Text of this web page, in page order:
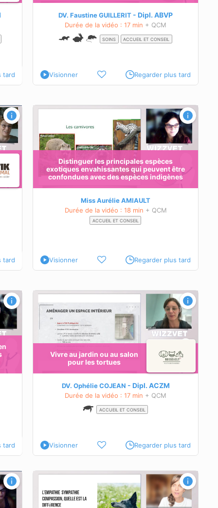
tard
DV. Faustine GUILLERIT Dipl. ABVP
Durée de la vidéo : 17 min + QCM
SOINS ACCUEIL ET CONSEIL
de
Visionner Regarder plus tard
tard
Distinguer les principales espèces
exotiques envahissantes qui peuvent être
confondues avec des espèces indigènes
Miss Aurélie AMIAULT
Durée de la vidéo : 18 min + QCM
ACCUEIL ET CONSEIL
avec
Visionner Regarder plus tard
tard
Vivre au jardin ou au salon
pour les tortues
DV. Ophélie COJEAN Dipl. ACZM
Durée de la vidéo : 17 min + QCM
ACCUEIL ET CONSEIL
tortue
pour
pour
d’une
Visionner Regarder plus tard